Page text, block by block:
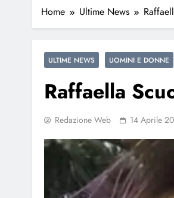
Home Ultime News
ULTIME NEWS UOMINI E DONNE
Raffaella
Redazione Web 14 Aprile